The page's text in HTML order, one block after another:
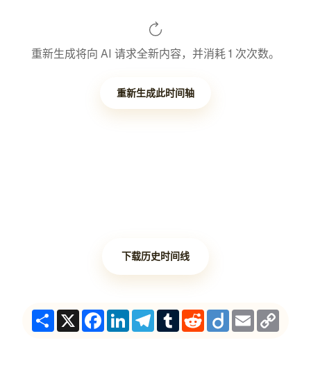
重新生成将向 AI 请求全新内容，并消耗 1 次次数。
重新生成此时间轴
下载历史时间线
ShareX Facebook
LinkedInTelegram
TumblrRedditDiigoEmail